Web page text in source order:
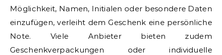
Möglichkeit, Namen, Initialen oder besondere Daten
einzufügen, verleiht dem Geschenk eine persönliche
Note. Viele Anbieter bieten zudem
Geschenkverpackungen oder individuelle